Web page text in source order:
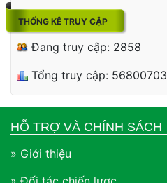
THỐNG KÊ TRUY CẬP
Đang truy cập: 2858
Tổng truy cập: 56800703
HỖ TRỢ VÀ CHÍNH SÁCH
» Giới thiệu